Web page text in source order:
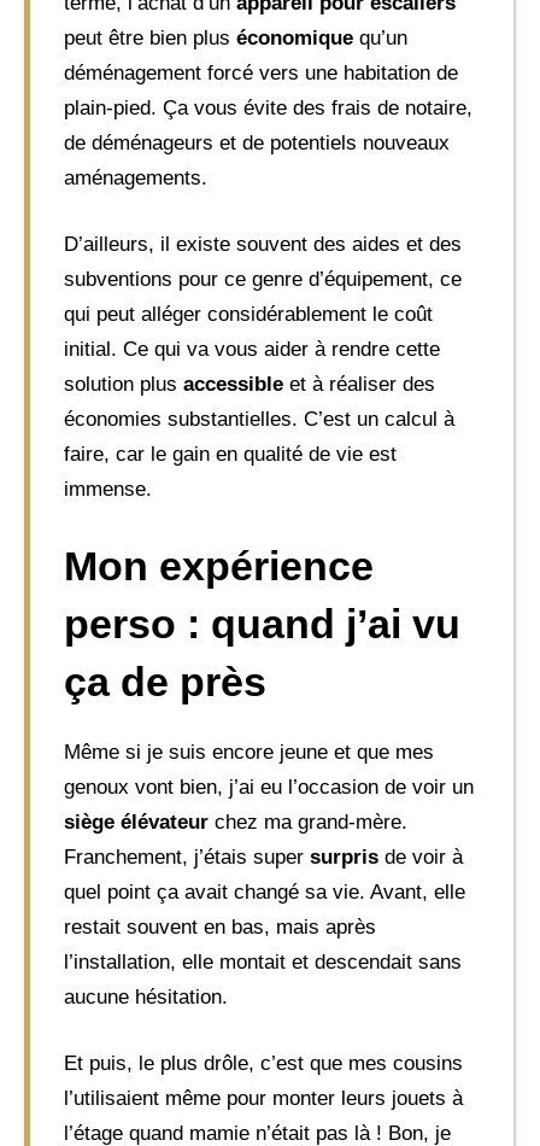
peut être bien plus économique qu’un
déménagement forcé vers une habitation de
plain-pied. Ça vous évite des frais de notaire,
de déménageurs et de potentiels nouveaux
aménagements.
D’ailleurs, il existe souvent des aides et des
subventions pour ce genre d’équipement, ce
qui peut alléger considérablement le coût
initial. Ce qui va vous aider à rendre cette
solution plus accessible et à réaliser des
économies substantielles. C’est un calcul à
faire, car le gain en qualité de vie est
immense.
Mon expérience
perso : quand j’ai vu
ça de près
Même si je suis encore jeune et que mes
genoux vont bien, j’ai eu l’occasion de voir un
siège élévateur chez ma grand-mère.
Franchement, j’étais super surpris de voir à
quel point ça avait changé sa vie. Avant, elle
restait souvent en bas, mais après
l’installation, elle montait et descendait sans
aucune hésitation.
Et puis, le plus drôle, c’est que mes cousins
l’utilisaient même pour monter leurs jouets à
l’étage quand mamie n’était pas là ! Bon, je